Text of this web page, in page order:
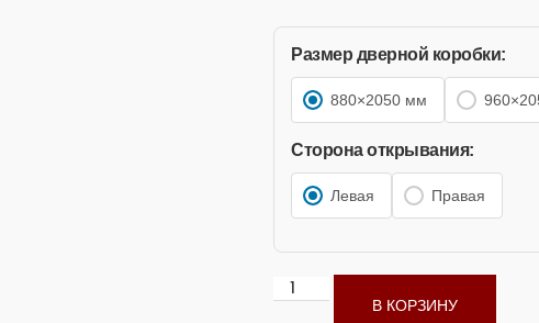
Уплотнители: 3
Цвет внешней отделки:
Цвет внутренней
Цвет фурнитуры:
Цилиндровый механизм:
Размер дверной коробки:
880×2050 мм
Сторона открывания:
Левая Правая
В КОРЗИНУ